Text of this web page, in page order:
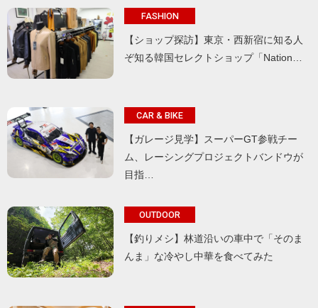
FASHION
【ショップ探訪】東京・西新宿に知る人
ぞ知る韓国セレクトショップ「Nation…
CAR & BIKE
【ガレージ見学】スーパーGT参戦チー
ム、レーシングプロジェクトバンドウが
目指…
OUTDOOR
【釣りメシ】林道沿いの車中で「そのま
んま」な冷やし中華を食べてみた